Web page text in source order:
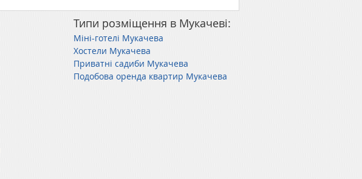
Типи розміщення в Мукачеві:
Міні-готелі Мукачева
Хостели Мукачева
Приватні садиби Мукачева
Подобова оренда квартир Мукачева